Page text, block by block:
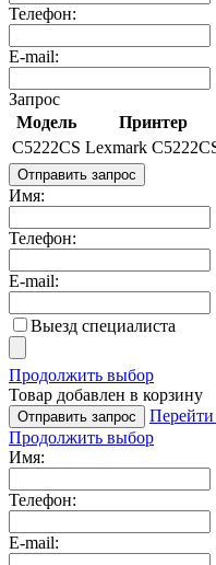
Телефон:
E-mail:
Запрос
Модель
Принтер
C5222CS Lexmark
Отправить запрос
Имя:
Телефон:
E-mail:
Выезд специалиста
Продолжить выбор
Товар добавлен в корзину
Отправить запрос
Перейти
Продолжить выбор
Имя:
Телефон:
E-mail: